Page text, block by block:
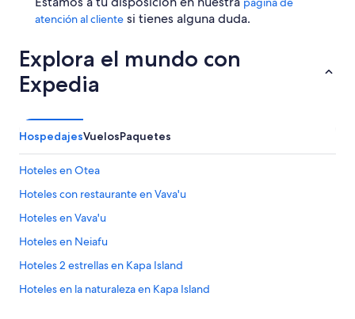
atención al cliente si tienes alguna duda.
Explora el mundo con
Expedia
HospedajesVuelosPaquetes
Hoteles en Otea
Hoteles con restaurante en Vava'u
Hoteles en Vava'u
Hoteles en Neiafu
Hoteles 2 estrellas en Kapa Island
Hoteles en la naturaleza en Kapa Island